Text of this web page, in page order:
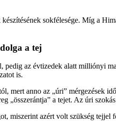
készítésének sokfélesége. Míg a
a tej
az évtizedek alatt milliónyi
is.
mert anno az „úri”
„összerántja” a tejet. Az úri
miszerint azért volt szükség